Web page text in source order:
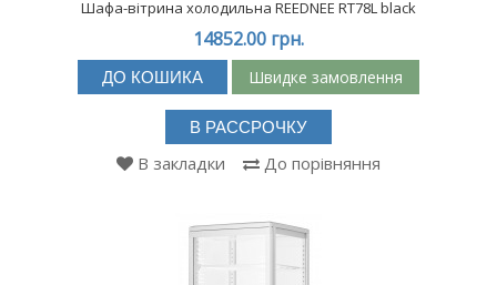
Шафа-вітрина холодильна REEDNEE RT78L black
14852.00 грн.
ДО КОШИКА Швидке замовлення
В РАССРОЧКУ
В закладки До порівняння